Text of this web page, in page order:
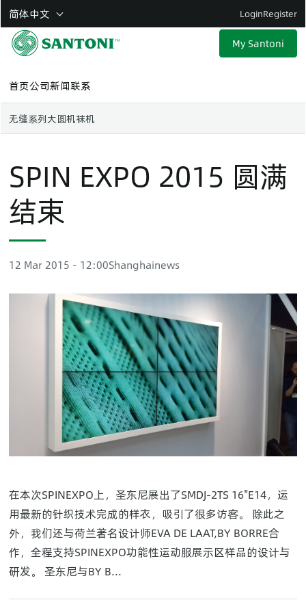
Skip
to
main
content
简体中文 LoginRegister
首页公司新闻联系
My Santoni
无缝系列大圆机袜机
SPIN EXPO 2015 圆满
结束
12 Mar 2015 - 12:00Shanghainews
在本次SPINEXPO上，圣东尼展出了SMDJ-2TS 16"E14，运
用最新的针织技术完成的样衣，吸引了很多访客。 除此之
外，我们还与荷兰著名设计师EVA DE LAAT,BY BORRE合
作，全程支持SPINEXPO功能性运动服展示区样品的设计与
研发。 圣东尼与BY B...